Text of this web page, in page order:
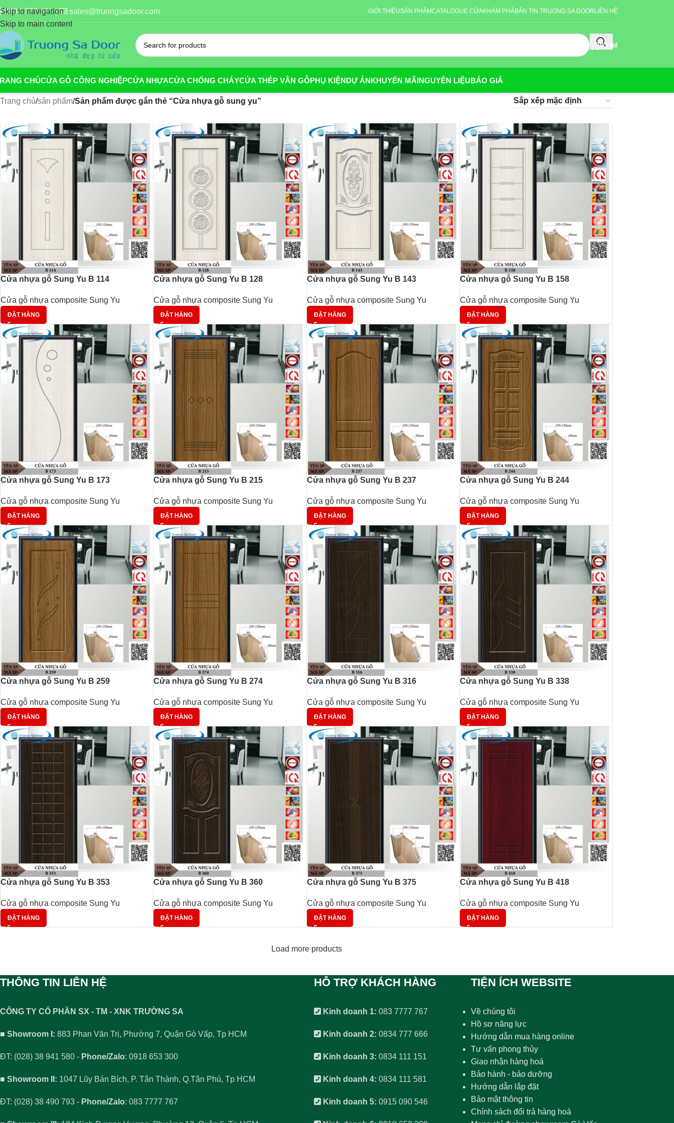
Skip to navigation
Skip to main content
0834 777 666 | sales@truongsadoor.com GIỚI THIỆUSẢN PHẨMCATALOGUE CỬAKHÁM PHÁBẢN TIN TRUONG SA DOOR LIÊN HỆ
0 0₫
CHỦCỬA GỖ CÔNG NGHIỆPCỬA NHỰACỬA CHỐNG CHÁYCỬA THÉP VÂN GỖPHỤ KIỆNDỰ ÁNKHUYẾN MÃINGUYÊN LIỆUBÁO GIÁ
Trang chủ/sản phẩm/Sản phẩm được gắn thẻ “Cửa nhựa gỗ sung yu”
Cửa nhựa gỗ Sung Yu B 114
Cửa gỗ nhựa composite Sung Yu
ĐẶT HÀNG
Cửa nhựa gỗ Sung Yu B 128
Cửa gỗ nhựa composite Sung Yu
ĐẶT HÀNG
Cửa nhựa gỗ Sung Yu B 143
Cửa gỗ nhựa composite Sung Yu
ĐẶT HÀNG
Cửa nhựa gỗ Sung Yu B 158
Cửa gỗ nhựa composite Sung Yu
ĐẶT HÀNG
Cửa nhựa gỗ Sung Yu B 173
Cửa gỗ nhựa composite Sung Yu
ĐẶT HÀNG
Cửa nhựa gỗ Sung Yu B 215
Cửa gỗ nhựa composite Sung Yu
ĐẶT HÀNG
Cửa nhựa gỗ Sung Yu B 237
Cửa gỗ nhựa composite Sung Yu
ĐẶT HÀNG
Cửa nhựa gỗ Sung Yu B 244
Cửa gỗ nhựa composite Sung Yu
ĐẶT HÀNG
Cửa nhựa gỗ Sung Yu B 259
Cửa gỗ nhựa composite Sung Yu
ĐẶT HÀNG
Cửa nhựa gỗ Sung Yu B 274
Cửa gỗ nhựa composite Sung Yu
ĐẶT HÀNG
Cửa nhựa gỗ Sung Yu B 316
Cửa gỗ nhựa composite Sung Yu
ĐẶT HÀNG
Cửa nhựa gỗ Sung Yu B 338
Cửa gỗ nhựa composite Sung Yu
ĐẶT HÀNG
Cửa nhựa gỗ Sung Yu B 353
Cửa gỗ nhựa composite Sung Yu
ĐẶT HÀNG
Cửa nhựa gỗ Sung Yu B 360
Cửa gỗ nhựa composite Sung Yu
ĐẶT HÀNG
Cửa nhựa gỗ Sung Yu B 375
Cửa gỗ nhựa composite Sung Yu
ĐẶT HÀNG
Cửa nhựa gỗ Sung Yu B 418
Cửa gỗ nhựa composite Sung Yu
ĐẶT HÀNG
Load more products
THÔNG TIN LIÊN HỆ
CÔNG TY CỔ PHẦN SX - TM - XNK TRƯỜNG SA
■ Showroom I: 883 Phan Văn Trị, Phường 7, Quận Gò Vấp, Tp HCM
ĐT: (028) 38 941 580 - Phone/Zalo: 0918 653 300
■ Showroom II: 1047 Lũy Bán Bích, P. Tân Thành, Q.Tân Phú, Tp HCM
ĐT: (028) 38 490 793 - Phone/Zalo: 083 7777 767
HỖ TRỢ KHÁCH HÀNG
Kinh doanh 1: 083 7777 767
Kinh doanh 2: 0834 777 666
Kinh doanh 3: 0834 111 151
Kinh doanh 4: 0834 111 581
Kinh doanh 5: 0915 090 546
TIỆN ÍCH WEBSITE
Về chúng tôi
Hồ sơ năng lực
Hướng dẫn mua hàng online
Tư vấn phong thủy
Giao nhận hàng hoá
Bảo hành - bảo dưỡng
Hướng dẫn lắp đặt
Bảo mật thông tin
Chính sách đổi trả hàng hoá